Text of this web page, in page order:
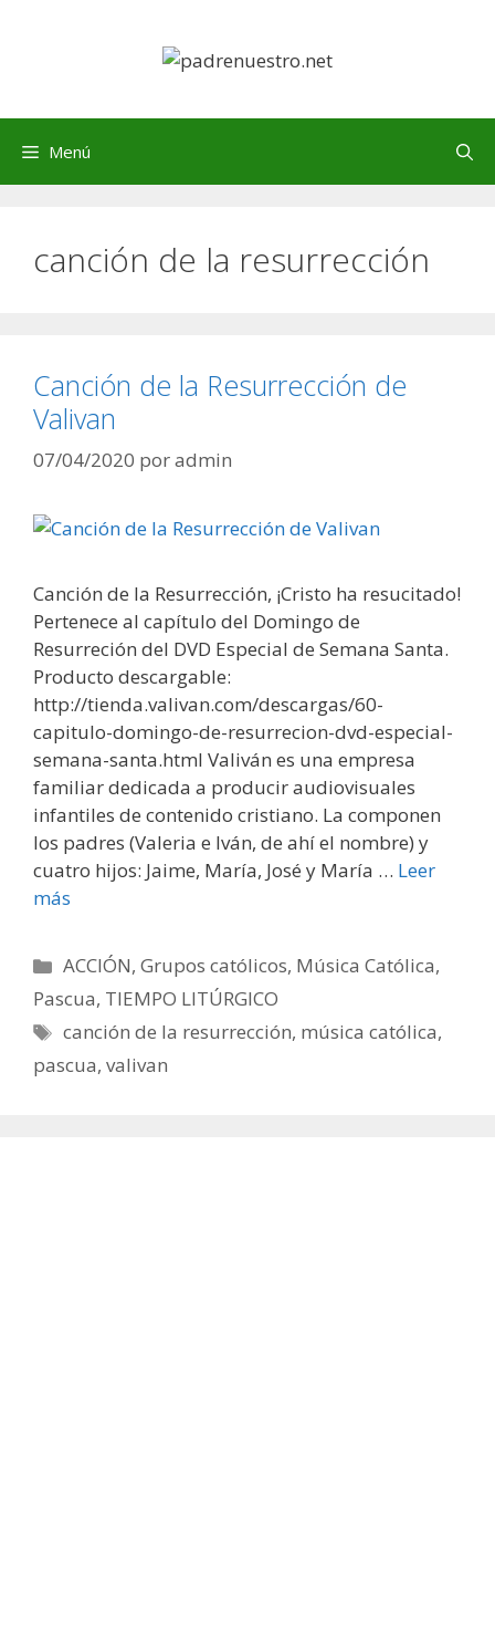
Menú
canción de la resurrección
Canción de la Resurrección de
Valivan
07/04/2020 poradmin
Canción de la Resurrección, ¡Cristo ha resucitado!
Pertenece al capítulo del Domingo de
Resurreción del DVD Especial de Semana Santa.
Producto descargable:
http://tienda.valivan.com/descargas/60-
capitulo-domingo-de-resurrecion-dvd-especial-
semana-santa.html Valiván es una empresa
familiar dedicada a producir audiovisuales
infantiles de contenido cristiano. La componen
los padres (Valeria e Iván, de ahí el nombre) y
cuatro hijos: Jaime, María, José y María … Leer
más
Categorías
ACCIÓN,Grupos católicos, Música Católica,
Pascua, TIEMPO LITÚRGICO
Etiquetas
canción de la resurrección, música católica,
pascua, valivan